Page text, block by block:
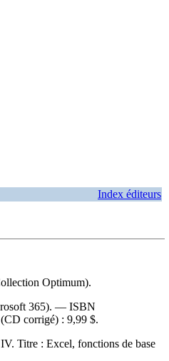
Index éditeurs
Optimum).
365). — ISBN
(CD corrigé) : 9,99 $.
Titre : Excel, fonctions de base